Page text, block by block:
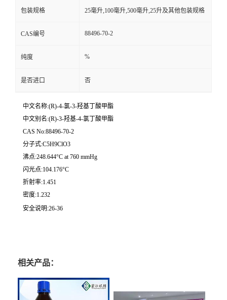
包装规格 25毫升,100毫升,500毫升,25升及其他包装规格
CAS编号 88496-70-2
纯度 %
是否进口 否
中文名称:(R)-4-氯-3-羟基丁酸甲酯
中文别名:(R)-3-羟基-4-氯丁酸甲酯
CAS No:88496-70-2
分子式:C5H9ClO3
沸点:248.644°C at 760 mmHg
闪光点:104.176°C
折射率:1.451
密度:1.232
安全说明:26-36
相关产品：